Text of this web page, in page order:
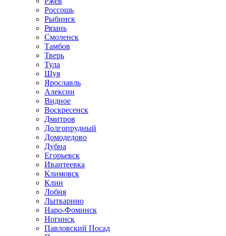
Россошь
Рыбинск
Рязань
Смоленск
Тамбов
Тверь
Тула
Шуя
Ярославль
Алексин
Видное
Воскресенск
Дмитров
Долгопрудный
Домодедово
Дубна
Егорьевск
Ивантеевка
Климовск
Клин
Лобня
Лыткарино
Наро-Фоминск
Ногинск
Павловский Посад